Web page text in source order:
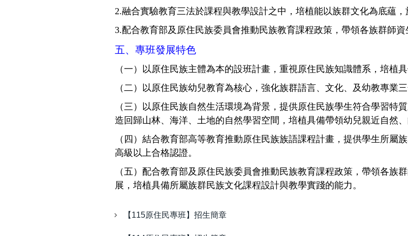
2.融合實驗教育三法於課程與教學設計之中，培植能以族群文化為底蘊
3.配合教育部及原住民族委員會推動民族教育課程政策，帶領各族群師
五、專班發展特色
（一）以原住民族主體為本的設班計畫，重視原住民族知識體系，培植
（二）以原住民族幼兒教育為核心，強化族群語言、文化、及幼教專業
（三）以原住民族自然生活環境為背景，提供原住民族學生符合學習
造回歸山林、海洋、土地的自然學習空間，培植具備帶領幼兒親近自然
（四）結合教育部高等教育推動原住民族族語課程計畫，提供學生所
高級以上合格認證。
（五）配合教育部及原住民族委員會推動民族教育課程政策，帶領各
展，培植具備所屬族群民族文化課程設計與教學實踐的能力。
【115原住民專班】招生簡章